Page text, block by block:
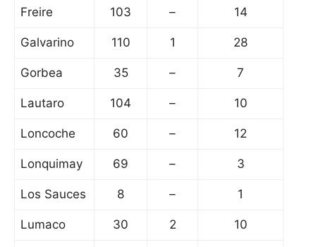
Freire 103 – 14
Galvarino 110 1 28
Gorbea 35 – 7
Lautaro 104 – 10
Loncoche 60 – 12
Lonquimay 69 – 3
Los Sauces 8 – 1
Lumaco 30 2 10